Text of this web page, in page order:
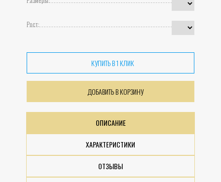
Рост:
КУПИТЬ В 1 КЛИК
ДОБАВИТЬ В КОРЗИНУ
ОПИСАНИЕ
ХАРАКТЕРИСТИКИ
ОТЗЫВЫ